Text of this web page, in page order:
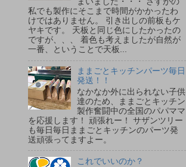
私でも製作にそこまで時間がかかったわ
けではありません。 引き出しの前板もケ
ヤキです。 天板と同じ色にしたかったの
ですが、、、 着色も考えましたが自然が
一番、ということで天板...
ままごとキッチンパーツ毎日
発送！！
なかなか外に出られない子供
達のため、ままごとキッチン
製作奮闘中の全国のパパママ
を応援します！ 頑張れー！ サザンツリー
も毎日毎日ままごとキッチンのパーツ発
送頑張ってますよー。
これでいいのか？